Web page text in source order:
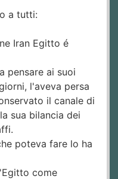
a tutti:
Iran Egitto é
pensare ai suoi
l'aveva persa
il canale di
sua bilancia dei
poteva fare lo ha
come